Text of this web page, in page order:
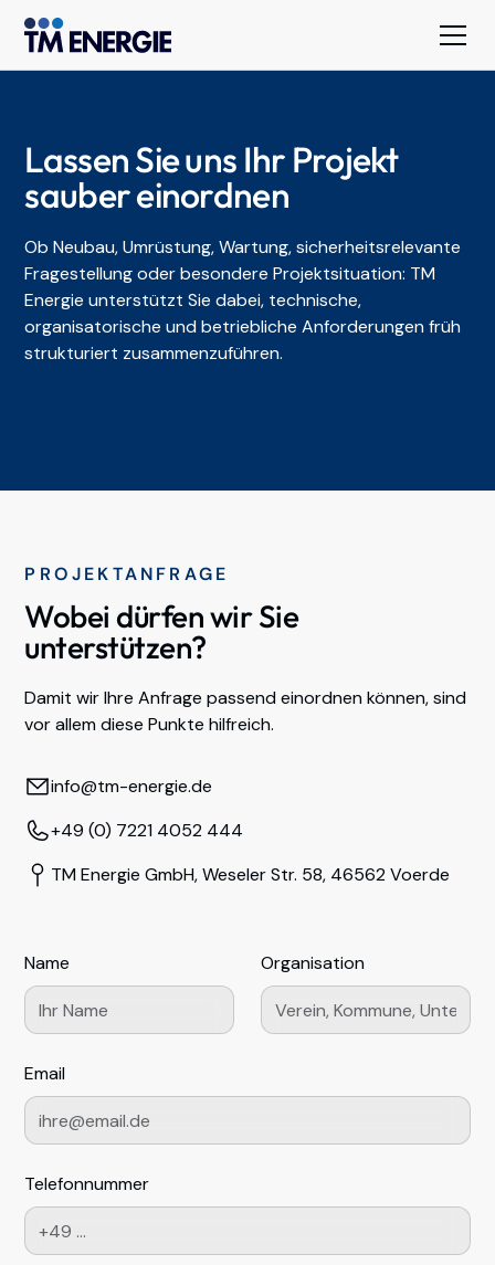
Lassen Sie uns Ihr Projekt
sauber einordnen
Ob Neubau, Umrüstung, Wartung, sicherheitsrelevante
Fragestellung oder besondere Projektsituation: TM
Energie unterstützt Sie dabei, technische,
organisatorische und betriebliche Anforderungen früh
strukturiert zusammenzuführen.
PROJEKTANFRAGE
Wobei dürfen wir Sie
unterstützen?
Damit wir Ihre Anfrage passend einordnen können, sind
vor allem diese Punkte hilfreich.
info@tm-energie.de
+49 (0) 7221 4052 444
TM Energie GmbH, Weseler Str. 58, 46562 Voerde
Name Organisation
Email
Telefonnummer